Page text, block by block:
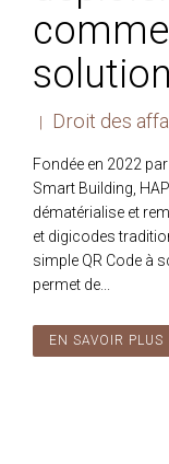
Droit des
Fondée en 2022
Smart Building,
dématérialise et
et digicodes
simple QR Code à
permet de...
EN SAVOIR PLUS